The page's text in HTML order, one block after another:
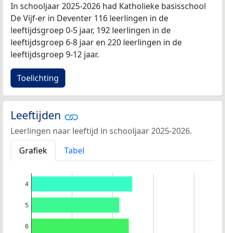
In schooljaar 2025-2026 had Katholieke basisschool
De Vijf-er in Deventer 116 leerlingen in de
leeftijdsgroep 0-5 jaar, 192 leerlingen in de
leeftijdsgroep 6-8 jaar en 220 leerlingen in de
leeftijdsgroep 9-12 jaar.
Toelichting
Leeftijden
Leerlingen naar leeftijd in schooljaar 2025-2026.
Grafiek
Tabel
4
5
6